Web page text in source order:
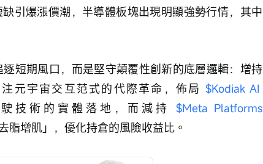
引爆漲價潮，半導體板塊出現明顯強勢行情，其中
短期風口，而是堅守顛覆性創新的底層邏輯：增持
元宇宙交互范式的代際革命，佈局 $Kodiak AI
技術的實體落地，而減持 $Meta Platforms
脂增肌」，優化持倉的風險收益比。